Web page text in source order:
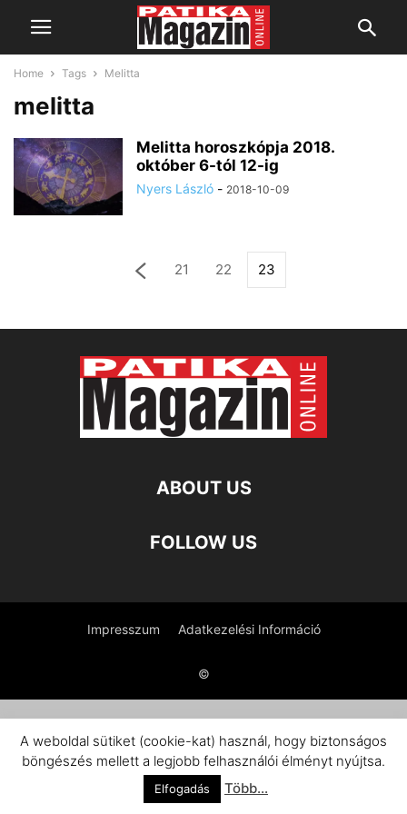
Home Tags Melitta
melitta
Melitta horoszkópja 2018.
október 6-tól 12-ig
Nyers László - 2018-10-09
21 22 23
ABOUT US
FOLLOW US
Impresszum Adatkezelési Információ
©
A weboldal sütiket (cookie-kat) használ, hogy biztonságos
böngészés mellett a legjobb felhasználói élményt nyújtsa.
Elfogadás Több...